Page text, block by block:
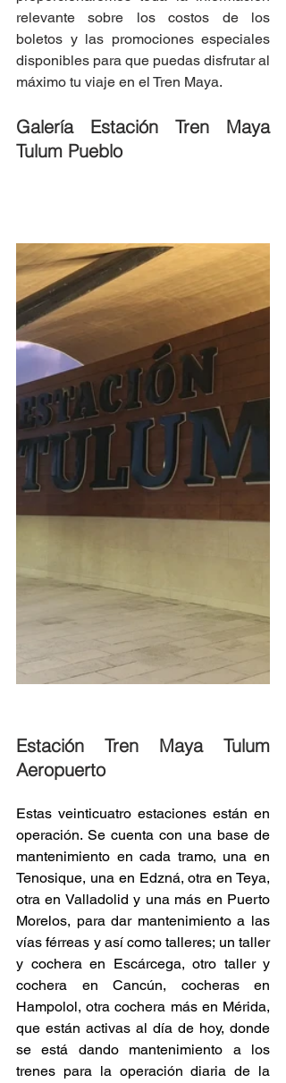
relevante sobre los costos de los
boletos y las promociones especiales
disponibles para que puedas disfrutar al
máximo tu viaje en el Tren Maya.
Galería Estación Tren Maya
Tulum Pueblo
Estación Tren Maya Tulum
Aeropuerto
Estas veinticuatro estaciones están en
operación. Se cuenta con una base de
mantenimiento en cada tramo, una en
Tenosique, una en Edzná, otra en Teya,
otra en Valladolid y una más en Puerto
Morelos, para dar mantenimiento a las
vías férreas y así como talleres; un taller
y cochera en Escárcega, otro taller y
cochera en Cancún, cocheras en
Hampolol, otra cochera más en Mérida,
que están activas al día de hoy, donde
se está dando mantenimiento a los
trenes para la operación diaria de la